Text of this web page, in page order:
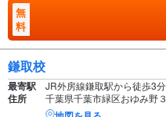
無
料
鎌取校
最寄駅 JR外房線鎌取駅から徒歩3分
住所 千葉県千葉市緑区おゆみ